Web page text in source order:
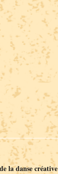
la danse